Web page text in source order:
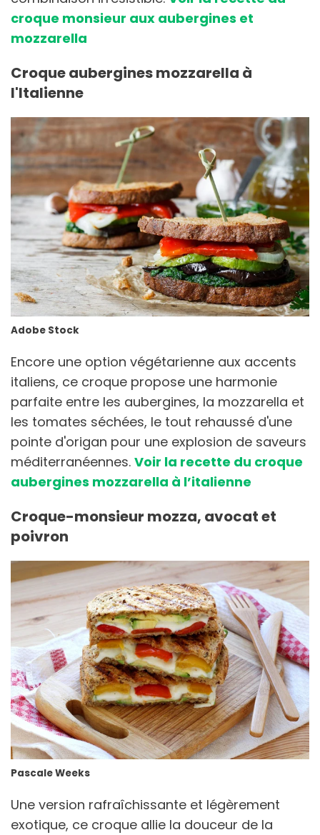
croque monsieur aux aubergines et
mozzarella
Croque aubergines mozzarella à
l'Italienne
Adobe Stock
Encore une option végétarienne aux accents
italiens, ce croque propose une harmonie
parfaite entre les aubergines, la mozzarella et
les tomates séchées, le tout rehaussé d'une
pointe d'origan pour une explosion de saveurs
méditerranéennes. Voir la recette du croque
aubergines mozzarella à l’italienne
Croque-monsieur mozza, avocat et
poivron
Pascale Weeks
Une version rafraîchissante et légèrement
exotique, ce croque allie la douceur de la